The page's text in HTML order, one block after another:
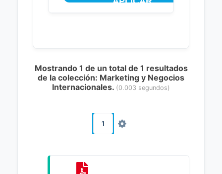
Mostrando 1 de un total de 1 resultados
de la colección: Marketing y Negocios
Internacionales. (0.003 segundos)
1